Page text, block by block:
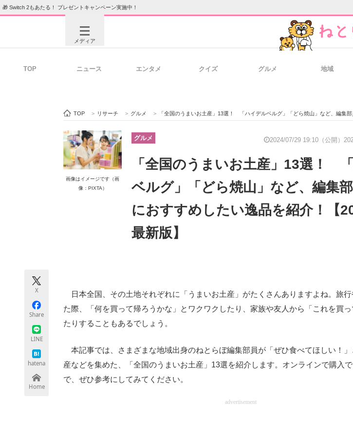
🎁 Switch 2もあたる！ プレゼントキャンペーン実施中！
メディア
ビジネスと働き方のヒント
ITエンジニア向け専門サイト 企業向けIT製品の総合サイト IT製品の技術・比較・事
モノづくり技術者専門サイト
TOP ニュース エンタメ クイズ グルメ 地域
TOP > リサーチ > グルメ > 「全国のうまいお土産」13選！ 「ハイデルベルグ」「どら焼山」など、編集部員が本当におすすめしたい
画像はイメージです（画
像：PIXTA）
グルメ 2024/07/29 19:10（公開）
「全国のうまいお土産」13選！
ベルグ」「どら焼山」など、編集
におすすめしたい逸品を紹介！【
最新版】
X
Share
LINE
hatena
Home
日本全国、その土地それぞれに「うまいお土産」がたくさんありますよね。旅
た際、「何を買って帰ろうかな」とワクワクしたり、家族や友人から「これを買
たりすることもあるでしょう。
本記事では、さまざまな地域出身のねとらぼ編集部員が「ぜひ食べてほしい！」
産などを集めた、「全国のうまいお土産」13選を紹介します。オンラインで購入
で、ぜひ参考にしてみてください。
advertisement